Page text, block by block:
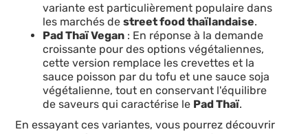
variante est particulièrement populaire dans
les marchés destreet food thaïlandaise.
Pad Thaï Vegan : En réponse à la demande
croissante pour des options végétaliennes,
cette version remplace les crevettes et la
sauce poisson par du tofu et une sauce soja
végétalienne, tout en conservant l'équilibre
de saveurs qui caractérise le Pad Thaï.
En essayant ces variantes, vous pourrez découvrir